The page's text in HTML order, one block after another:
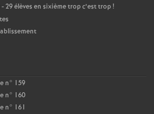
29 élèves en sixième trop c’est trop!
n° 159
n° 160
n° 161